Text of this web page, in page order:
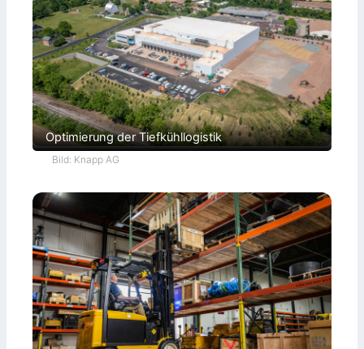
Optimierung der Tiefkühllogistik
Bild: Knapp AG